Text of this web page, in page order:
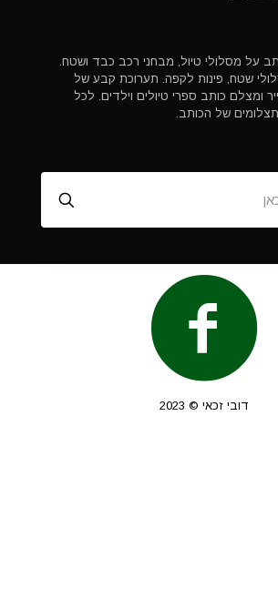
על מסלולי טיול, מבחני רכב כבד ושטח.
שטח, פינות לקפה. תערוכת קבע של
ומצלם כותב ספרי טיולים וילדים. לכל
של הכותב.
דובי זכאי © 2023